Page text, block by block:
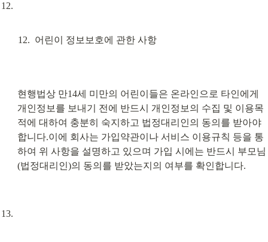
어린이 정보보호에 관한 사항
현행법상 만14세 미만의 어린이들은 온라인으로 타인에게
개인정보를 보내기 전에 반드시 개인정보의 수집 및 이용목
적에 대하여 충분히 숙지하고 법정대리인의 동의를 받아야
합니다.이에 회사는 가입약관이나 서비스 이용규칙 등을 통
하여 위 사항을 설명하고 있으며 가입 시에는 반드시 부모님
(법정대리인)의 동의를 받았는지의 여부를 확인합니다.